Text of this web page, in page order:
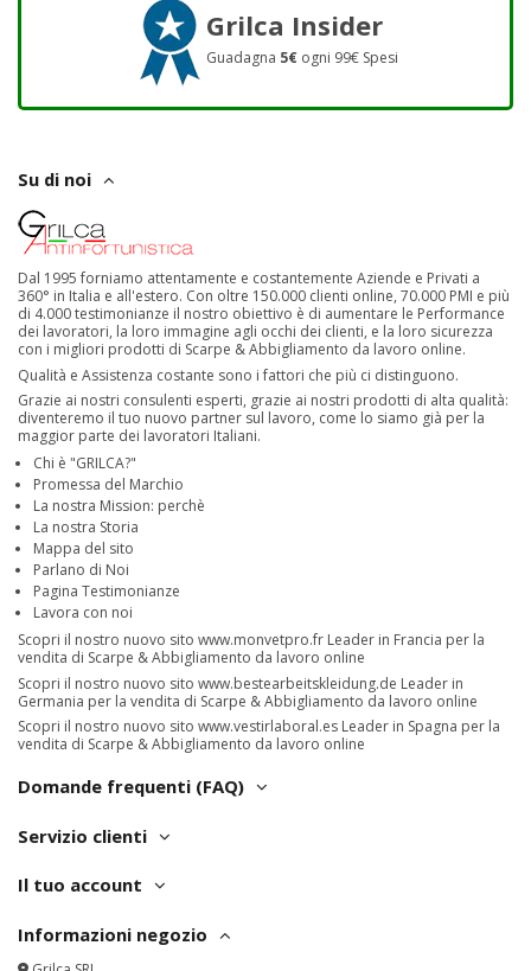
Grilca Insider
Guadagna 5€ ogni 99€ Spesi
Su di noi
Dal 1995 forniamo attentamente e costantemente Aziende e Privati a
360° in Italia e all'estero. Con oltre 150.000 clienti online, 70.000 PMI e più
di 4.000 testimonianze il nostro obiettivo è di aumentare le Performance
dei lavoratori, la loro immagine agli occhi dei clienti, e la loro sicurezza
con i migliori prodotti di Scarpe & Abbigliamento da lavoro online.
Qualità e Assistenza costante sono i fattori che più ci distinguono.
Grazie ai nostri consulenti esperti, grazie ai nostri prodotti di alta qualità:
diventeremo il tuo nuovo partner sul lavoro, come lo siamo già per la
maggior parte dei lavoratori Italiani.
Chi è "GRILCA?"
Promessa del Marchio
La nostra Mission: perchè
La nostra Storia
Mappa del sito
Parlano di Noi
Pagina Testimonianze
Lavora con noi
Scopri il nostro nuovo sito www.monvetpro.fr Leader in Francia per la
vendita di Scarpe & Abbigliamento da lavoro online
Scopri il nostro nuovo sito www.bestearbeitskleidung.de Leader in
Germania per la vendita di Scarpe & Abbigliamento da lavoro online
Scopri il nostro nuovo sito www.vestirlaboral.es Leader in Spagna per la
vendita di Scarpe & Abbigliamento da lavoro online
Domande frequenti (FAQ)
Servizio clienti
Il tuo account
Informazioni negozio